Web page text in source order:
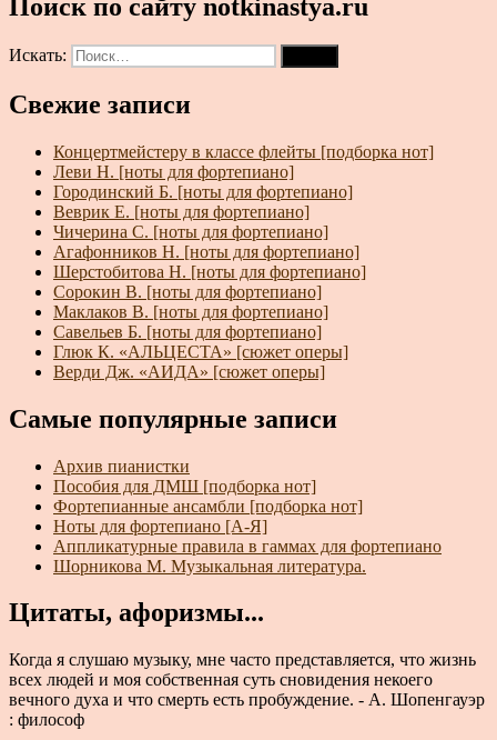
Поиск по сайту notkinastya.ru
Искать:
Свежие записи
Концертмейстеру в классе флейты [подборка нот]
Леви Н. [ноты для фортепиано]
Городинский Б. [ноты для фортепиано]
Веврик Е. [ноты для фортепиано]
Чичерина С. [ноты для фортепиано]
Агафонников Н. [ноты для фортепиано]
Шерстобитова Н. [ноты для фортепиано]
Сорокин В. [ноты для фортепиано]
Маклаков В. [ноты для фортепиано]
Савельев Б. [ноты для фортепиано]
Глюк К. «АЛЬЦЕСТА» [сюжет оперы]
Верди Дж. «АИДА» [сюжет оперы]
Самые популярные записи
Архив пианистки
Пособия для ДМШ [подборка нот]
Фортепианные ансамбли [подборка нот]
Ноты для фортепиано [А-Я]
Аппликатурные правила в гаммах для фортепиано
Шорникова М. Музыкальная литература.
Цитаты, афоризмы...
Когда я слушаю музыку, мне часто представляется, что жизнь
всех людей и моя собственная суть сновидения некоего
вечного духа и что смерть есть пробуждение. - А. Шопенгауэр
: философ